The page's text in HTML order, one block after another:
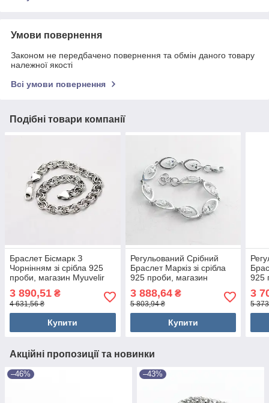
Умови повернення
Законом не передбачено повернення та обмін даного товару
належної якості
Всі умови повернення
Подібні товари компанії
Браслет Бісмарк З
Чорнінням зі срібла 925
проби, магазин Myuvelir
3 890,51 ₴
4 631,56 ₴
Купити
Регульований Срібний
Браслет Маркіз зі срібла
925 проби, магазин
3 888,64₴
5 803,94 ₴
Купити
925
3
5
Акційні пропозиції та новинки
–46% –43%